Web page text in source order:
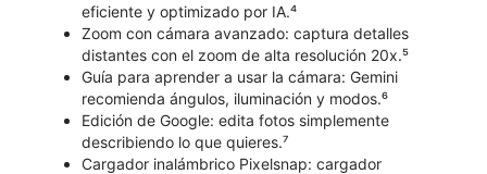
eficiente y optimizado por IA.⁴
Zoom con cámara avanzado: captura detalles
distantes con el zoom de alta resolución 20x.⁵
Guía para aprender a usar la cámara: Gemini
recomienda ángulos, iluminación y modos.⁶
Edición de Google: edita fotos simplemente
describiendo lo que quieres.⁷
Cargador inalámbrico Pixelsnap: cargador